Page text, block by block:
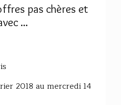
pas chères et
...
2018 au mercredi 14